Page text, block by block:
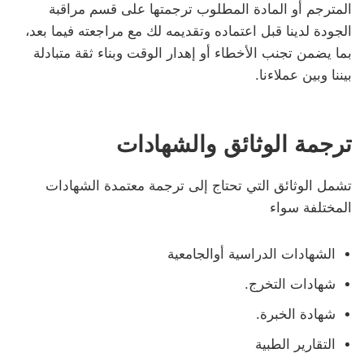
المترجم أو المادة المطلوب ترجمتها على قسم مراقبة
الجودة لدينا قبل اعتماده وتقديمه لك مع مراجعته فيما بعد،
بما يضمن تجنب الأخطاء أو إهدار الوقت وبناء ثقة متبادلة
بيننا وبين عملاءنا.
ترجمة الوثائق والشهادات
تشمل الوثائق التي تحتاج إلى ترجمة معتمدة الشهادات
المختلفة سواء
الشهادات الدراسية أوالجامعية
شهادات التخرج.
شهادة الخبرة.
التقارير الطبية